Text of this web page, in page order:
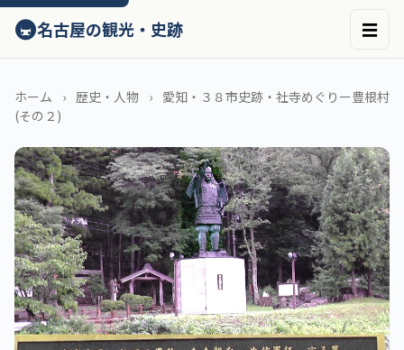
ン
テ
へ
ス
ッ
プ
🚇名古屋の観光・史跡 ☰
ホーム 歴史・人物
愛知・３８市史跡・社寺めぐりー豊根村
(その２)